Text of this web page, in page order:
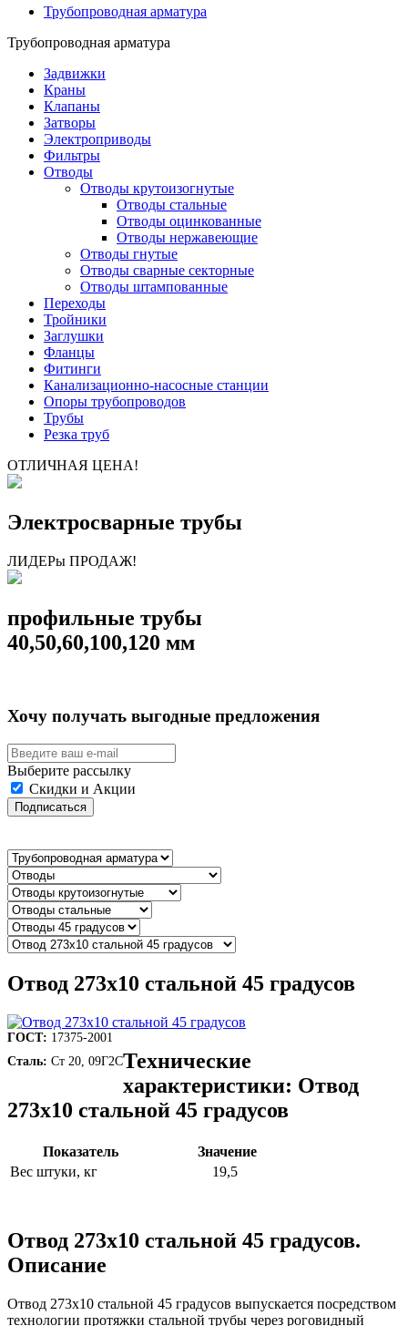
Трубопроводная арматура
Трубопроводная арматура
Задвижки
Краны
Клапаны
Затворы
Электроприводы
Фильтры
Отводы
Отводы крутоизогнутые
Отводы стальные
Отводы оцинкованные
Отводы нержавеющие
Отводы гнутые
Отводы сварные секторные
Отводы штампованные
Переходы
Тройники
Заглушки
Фланцы
Фитинги
Канализационно-насосные станции
Опоры трубопроводов
Трубы
Резка труб
ОТЛИЧНАЯ ЦЕНА!
Электросварные трубы
ЛИДЕРы ПРОДАЖ!
профильные трубы
40,50,60,100,120 мм
Хочу получать выгодные предложения
Выберите рассылку
Скидки и Акции
Подписаться
Отвод 273х10 стальной 45 градусов
ГОСТ: 17375-2001
Сталь: Ст 20, 09Г2СТехнические
характеристики: Отвод
273х10 стальной 45 градусов
Показатель
Значение
Вес штуки, кг
19,5
Отвод 273х10 стальной 45 градусов.
Описание
Отвод 273х10 стальной 45 градусов выпускается посредством
технологии протяжки стальной трубы через роговидный